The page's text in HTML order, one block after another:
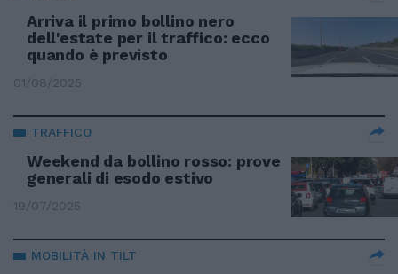
Arriva il primo bollino nero
dell'estate per il traffico: ecco
quando è previsto
01/08/2025
TRAFFICO
Weekend da bollino rosso: prove
generali di esodo estivo
19/07/2025
MOBILITÀ IN TILT